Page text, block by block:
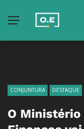
CONJUNTURA DESTAQUE
O Ministério